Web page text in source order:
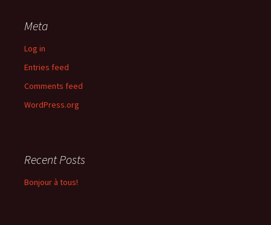
Meta
Log in
Entries feed
Comments feed
WordPress.org
Recent Posts
Bonjour à tous!